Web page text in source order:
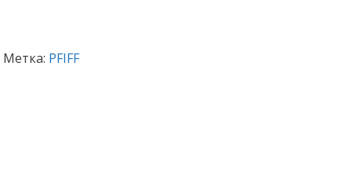
Метка: PFIFF